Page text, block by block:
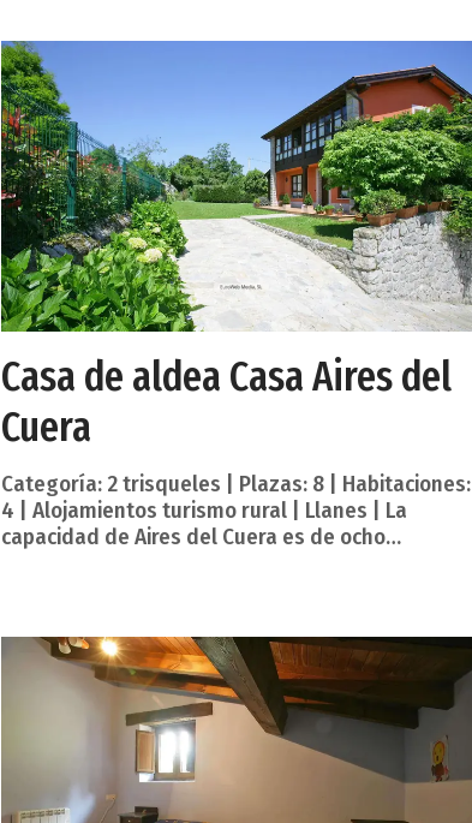
cocina, el comedor y el salón dentro de una
estancia única; en la misma planta a tres
peldaños hacia abajo, tiene un dormitorio
completo con su baño independiente, en el
primer piso tiene el resto de dormitorios, todos
de buen tamaño y con baños amplios y comple
Casa de aldea Casa Aires del
Cuera
Categoría: 2 trisqueles | Plazas: 8 | Habitaciones:
4 | Alojamientos turismo rural | Llanes | La
capacidad de Aires del Cuera es de ocho
construcción, año 2003, en la que se han aunado
la arquitectura popular, funcionalidad y respeto
por el entorno. Se encuentra en una zona del
pueblo de Pancar muy tranquila, con otras cuatro
casas de similares características. Está dividida
en dos plantas. En total,